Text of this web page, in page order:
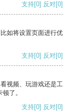
支持[0] 反对[0]
如将设置页面进行优
支持[0] 反对[0]
视频、玩游戏还是工
了。
支持[0] 反对[0]